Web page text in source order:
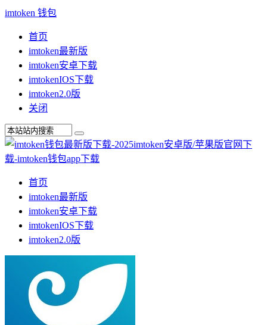
imtoken 钱包
首页
imtoken最新版
imtoken安卓下载
imtokenIOS下载
imtoken2.0版
关闭
首页
imtoken最新版
imtoken安卓下载
imtokenIOS下载
imtoken2.0版